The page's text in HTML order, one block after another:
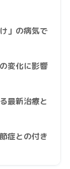
」の病気で
変化に影響
最新治療と
症との付き